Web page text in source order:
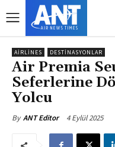
AIRLINES DESTINASYONLAR
Air Premia
Seferlerine
Yolcu
By ANT Editor 4 Eylül 2025